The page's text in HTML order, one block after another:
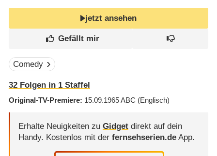
jetzt ansehen
Comedy
32Folgen in 1Staffel
Original-TV-Premiere 15.09.1965ABC (Englisch)
Erhalte Neuigkeiten zu Gidgetdirekt auf dein
Handy. Kostenlos mit der fernsehserien.deApp.